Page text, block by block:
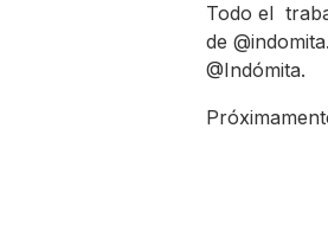
Todo el
de
@Indómita.